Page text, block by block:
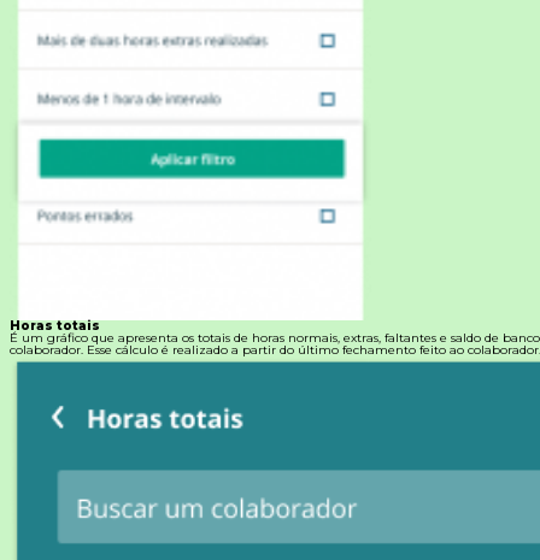
Horas totais
É um gráfico que apresenta os totais de horas normais, extras, faltantes e saldo de
colaborador. Esse cálculo é realizado a partir do último fechamento feito ao colaborador.